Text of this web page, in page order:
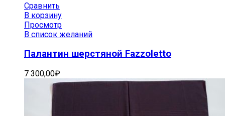
Сравнить
В корзину
Просмотр
В список желаний
Палантин шерстяной Fazzoletto
7 300,00₽